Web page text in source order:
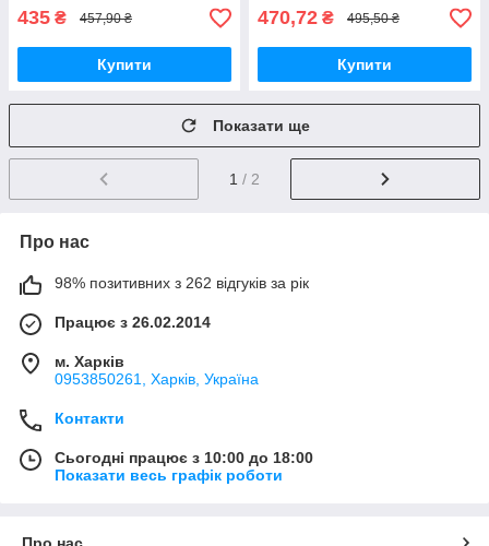
435 ₴ 457,90 ₴
Купити
470,72 ₴ 495,50 ₴
Купити
Показати ще
1 / 2
Про нас
98% позитивних з 262 відгуків за рік
Працює з 26.02.2014
м. Харків
0953850261, Харків, Україна
Контакти
Сьогодні працює з 10:00 до 18:00
Показати весь графік роботи